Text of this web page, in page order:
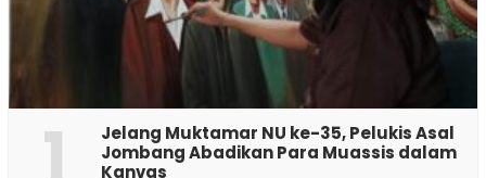
1
Jelang Muktamar NU ke-35, Pelukis Asal
Jombang Abadikan Para Muassis dalam
Kanvas